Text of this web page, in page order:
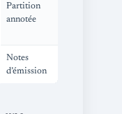
Partition
annotée
Notes
d’émission